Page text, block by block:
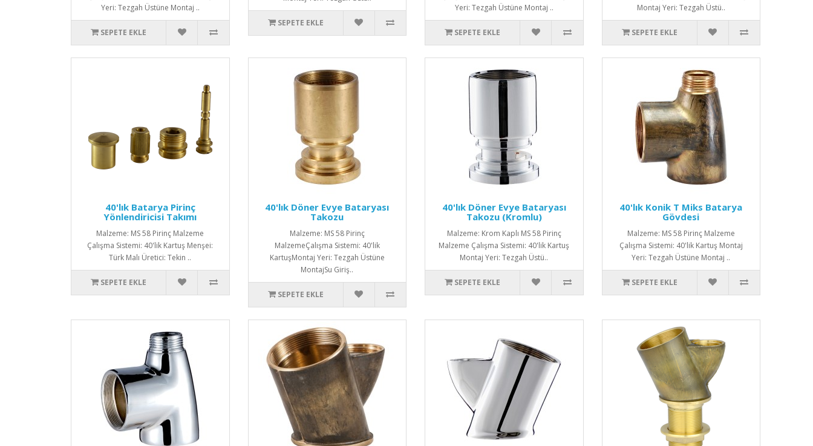
Yeri: Tezgah Üstüne Montaj ..
SEPETE EKLE
SEPETE EKLE
Yeri: Tezgah Üstüne Montaj ..
SEPETE EKLE
Montaj Yeri: Tezgah Üstü..
SEPETE EKLE
40'lık Batarya Pirinç
Yönlendiricisi Takımı
Malzeme: MS 58 Pirinç Malzeme
Çalışma Sistemi: 40'lik Kartuş Menşei:
Türk Malı Üretici: Tekin ..
SEPETE EKLE
40'lık Döner Evye Bataryası
Takozu
Malzeme: MS 58 Pirinç
MalzemeÇalışma Sistemi: 40'lik
KartuşMontaj Yeri: Tezgah Üstüne
MontajSu Giriş..
SEPETE EKLE
40'lık Döner Evye Bataryası
Takozu (Kromlu)
Malzeme: Krom Kaplı MS 58 Pirinç
Malzeme Çalışma Sistemi: 40'lik Kartuş
Montaj Yeri: Tezgah Üstü..
SEPETE EKLE
40'lık Konik T Miks Batarya
Gövdesi
Malzeme: MS 58 Pirinç Malzeme
Çalışma Sistemi: 40'lik Kartuş Montaj
Yeri: Tezgah Üstüne Montaj ..
SEPETE EKLE